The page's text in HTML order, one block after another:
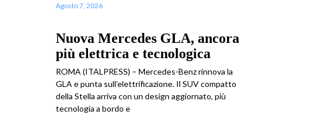
Agosto 7, 2026
Nuova Mercedes GLA, ancora
più elettrica e tecnologica
ROMA (ITALPRESS) – Mercedes-Benz rinnova la
GLA e punta sull’elettrificazione. Il SUV compatto
della Stella arriva con un design aggiornato, più
tecnologia a bordo e